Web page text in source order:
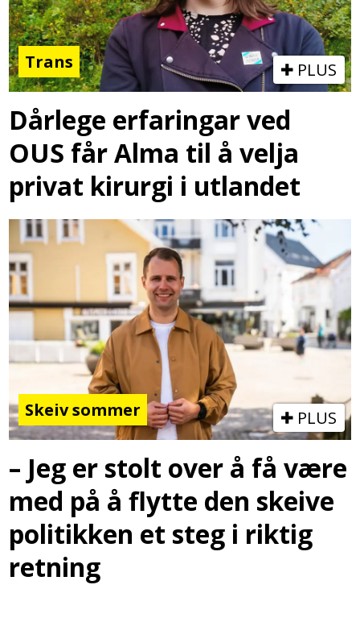
Trans PLUS
Dårlege erfaringar ved
OUS får Alma til å velja
privat kirurgi i utlandet
Skeiv sommer PLUS
– Jeg er stolt over å få være
med på å flytte den skeive
politikken et steg i riktig
retning